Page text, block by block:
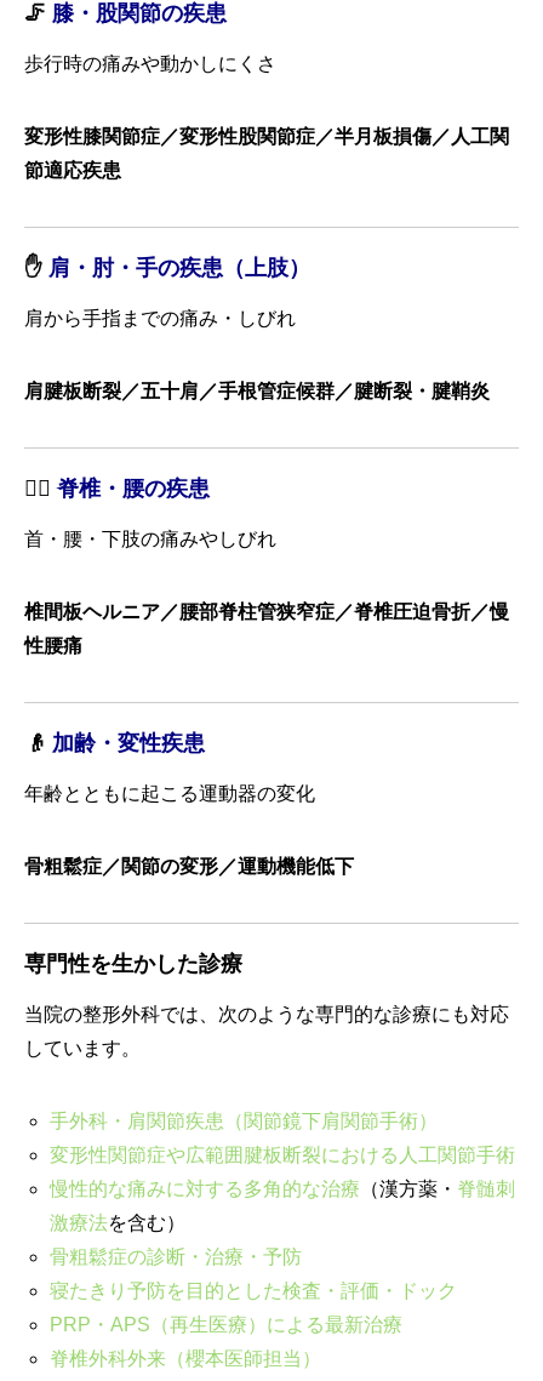
🦵 膝・股関節の疾患
歩行時の痛みや動かしにくさ
変形性膝関節症／変形性股関節症／半月板損傷／人工関
節適応疾患
✋ 肩・肘・手の疾患（上肢）
肩から手指までの痛み・しびれ
肩腱板断裂／五十肩／手根管症候群／腱断裂・腱鞘炎
🧍‍♂️脊椎・腰の疾患
首・腰・下肢の痛みやしびれ
椎間板ヘルニア／腰部脊柱管狭窄症／脊椎圧迫骨折／慢
性腰痛
👴 加齢・変性疾患
年齢とともに起こる運動器の変化
骨粗鬆症／関節の変形／運動機能低下
専門性を生かした診療
当院の整形外科では、次のような専門的な診療にも対応
しています。
手外科・肩関節疾患（関節鏡下肩関節手術）
変形性関節症や広範囲腱板断裂における人工関節手術
慢性的な痛みに対する多角的な治療 （漢方薬・ 脊髄刺
激療法を含む）
骨粗鬆症の診断・治療・予防
寝たきり予防を目的とした検査・評価・ドック
PRP・APS（再生医療）による最新治療
脊椎外科外来（櫻本医師担当）